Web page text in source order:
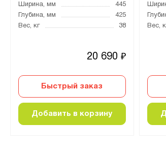
Ширина, мм
445
Глубина, мм
425
Вес, кг
38
20 690 ₽
Быстрый заказ
Добавить в корзину
Вес,